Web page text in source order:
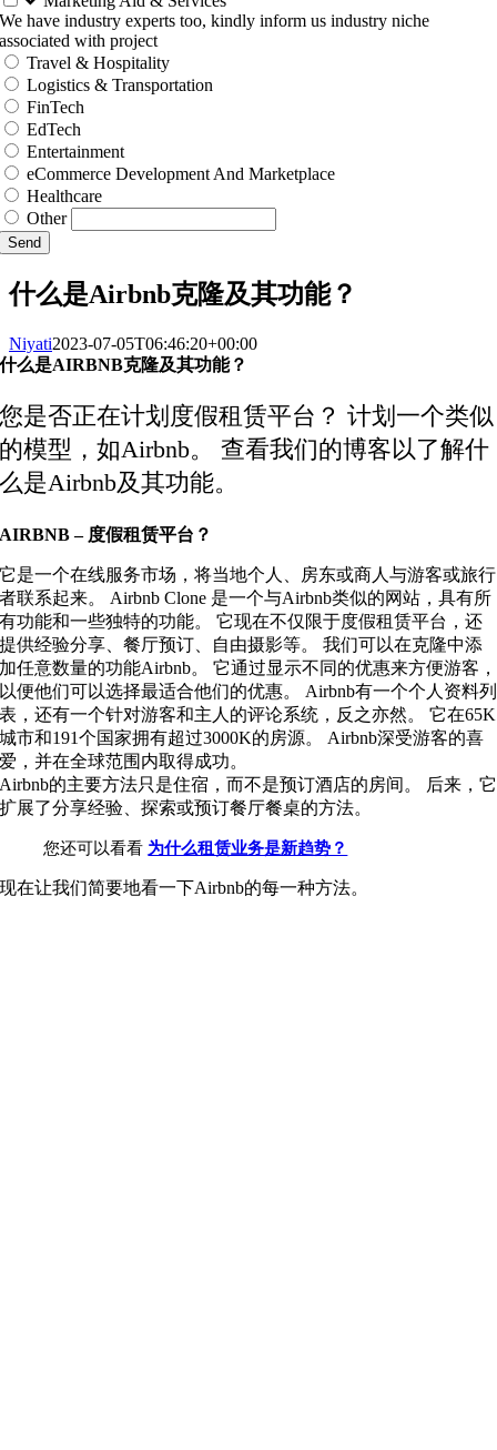
We have industry experts too, kindly inform us industry niche
associated with project
Travel & Hospitality
Logistics & Transportation
FinTech
EdTech
Entertainment
eCommerce Development And Marketplace
Healthcare
Other
Send
什么是Airbnb克隆及其功能？
Niyati2023-07-05T06:46:20+00:00
什么是AIRBNB克隆及其功能？
您是否正在计划度假租赁平台？ 计划一个类似
的模型，如Airbnb。 查看我们的博客以了解什
么是Airbnb及其功能。
AIRBNB – 度假租赁平台？
它是一个在线服务市场，将当地个人、房东或商人与游客或旅行
者联系起来。 Airbnb Clone 是一个与Airbnb类似的网站，具有所
有功能和一些独特的功能。 它现在不仅限于度假租赁平台，还
提供经验分享、餐厅预订、自由摄影等。 我们可以在克隆中添
加任意数量的功能Airbnb。 它通过显示不同的优惠来方便游客，
以便他们可以选择最适合他们的优惠。 Airbnb有一个个人资料列
表，还有一个针对游客和主人的评论系统，反之亦然。 它在65K
城市和191个国家拥有超过3000K的房源。 Airbnb深受游客的喜
爱，并在全球范围内取得成功。
Airbnb的主要方法只是住宿，而不是预订酒店的房间。 后来，它
扩展了分享经验、探索或预订餐厅餐桌的方法。
您还可以看看 为什么租赁业务是新趋势？
现在让我们简要地看一下Airbnb的每一种方法。